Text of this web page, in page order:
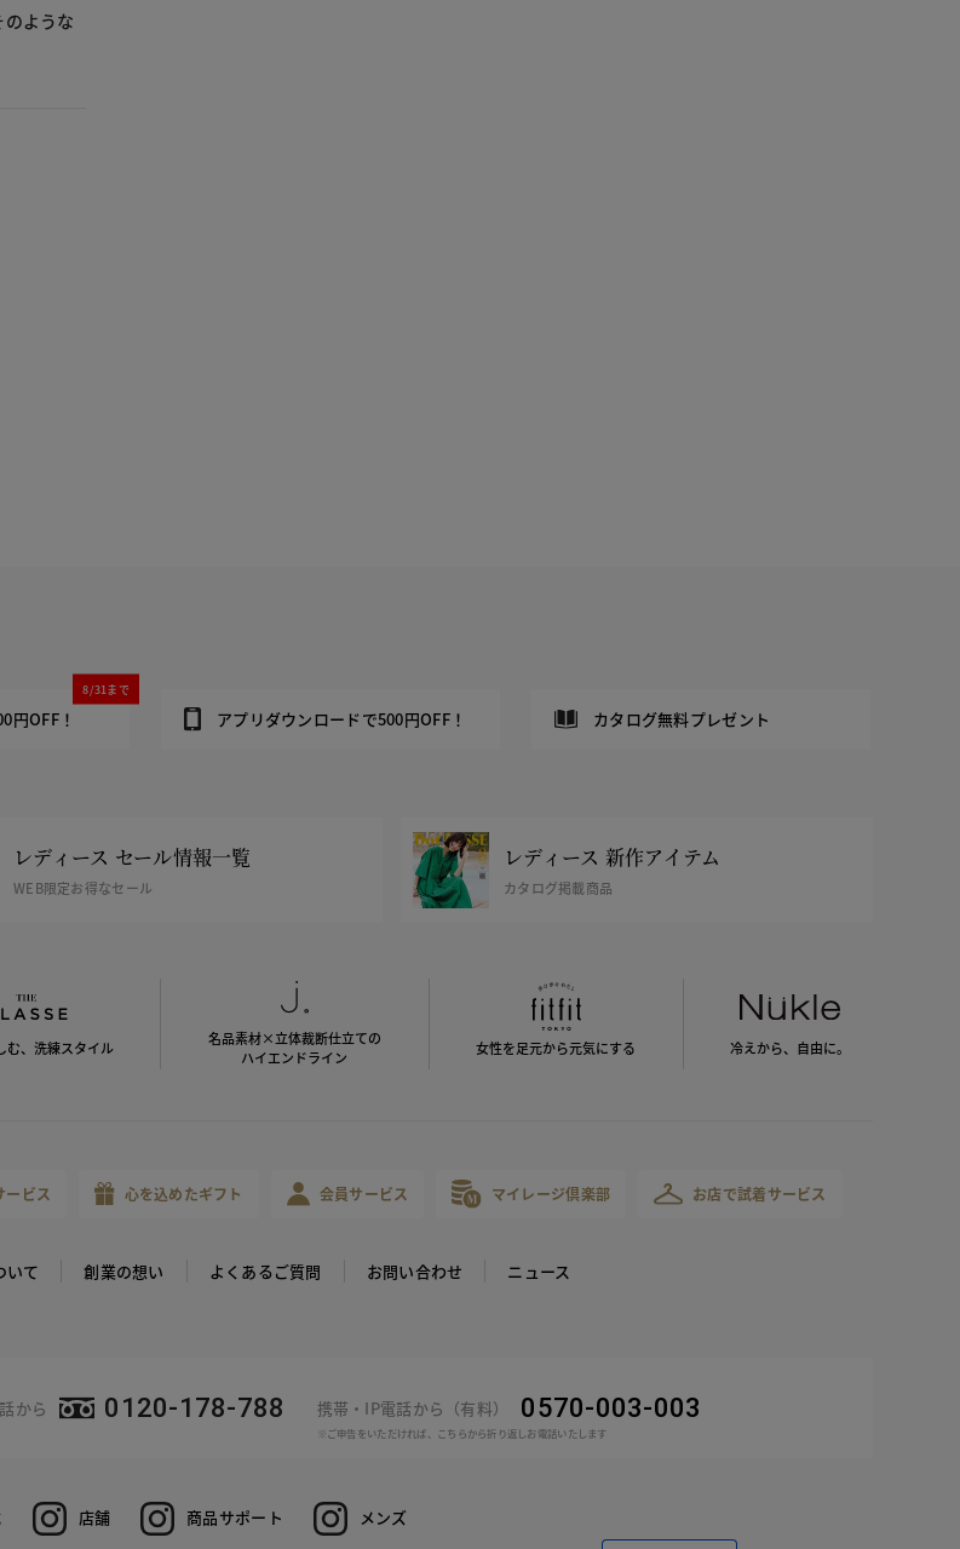
ような
円OFF！
8/31まで
アプリダウンロードで500円OFF！ カタログ無料プレゼント
レディース セール情報一覧
WEB限定お得なセール
レディース 新作アイテム
カタログ掲載商品
む、洗練スタイル
名品素材×立体裁断仕立ての
ハイエンドライン
女性を足元から元気にする 冷えから、 自由に。
ービス 心を込めたギフト 会員サービス マイレージ倶楽部 お店で試着サービス
て 創業の想い よくあるご質問 お問い合わせ ニュース
から 0120-178-788 携帯・IP電話から（有料） 0570-003-003
※ご申告をいただければ、こちらから折り返しお電話いたします
店舗 商品サポート メンズ